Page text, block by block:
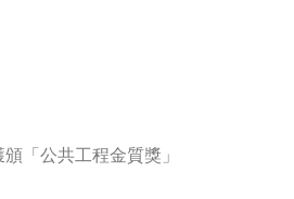
「公共工程金質獎」